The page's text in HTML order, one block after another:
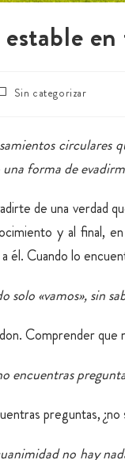
Sin categorizar
circulares
forma de
de una verdad
y al final,
Cuando lo
solo «vamos», sin
Comprender
encuentras
preguntas, ¿no
no hay